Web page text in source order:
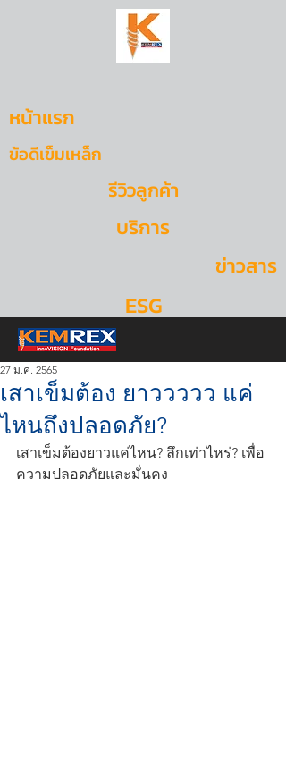
หน้าแรก
ข้อดีเข็มเหล็ก
รีวิวลูกค้า
บริการ
ข่าวสาร
ESG
เสาเข็มต้อง ยาววววว แค่
ไหนถึงปลอดภัย?
27 ม.ค. 2565
เสาเข็มต้องยาวแค่ไหน? ลึกเท่าไหร่? เพื่อ
ความปลอดภัยและมั่นคง